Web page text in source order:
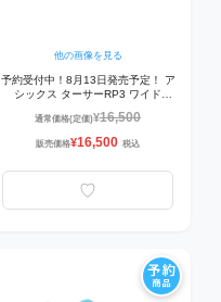
他の画像を見る
予約受付中！8月13日発売予定！ ア
シックス ターサーRP3 ワイド
752 ランニングシューズ
ILLUMINATE YELLOW/BLACK
通常価格(定価)¥16,500
販売価格¥16,500 税込